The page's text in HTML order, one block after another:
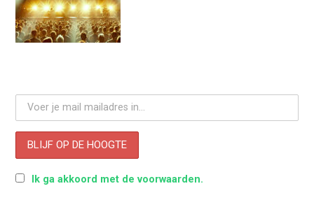
Ik ga akkoord met de voorwaarden.